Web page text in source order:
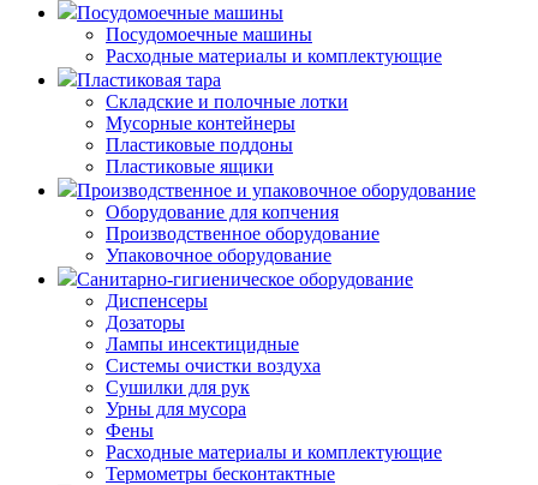
Посудомоечные машины
Посудомоечные машины
Расходные материалы и комплектующие
Пластиковая тара
Складские и полочные лотки
Мусорные контейнеры
Пластиковые поддоны
Пластиковые ящики
Производственное и упаковочное оборудование
Оборудование для копчения
Производственное оборудование
Упаковочное оборудование
Санитарно-гигиеническое оборудование
Диспенсеры
Дозаторы
Лампы инсектицидные
Системы очистки воздуха
Сушилки для рук
Урны для мусора
Фены
Расходные материалы и комплектующие
Термометры бесконтактные